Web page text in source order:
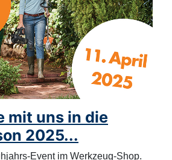
mit uns in die
2025...
Event im Werkzeug-Shop.